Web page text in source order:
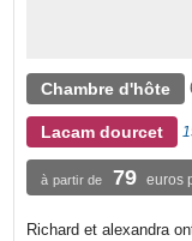
Chambre d'hôte
Lacam dourcet
à partir de 79 euros
Richard et alexandra